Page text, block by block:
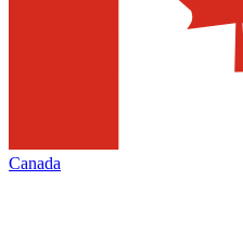
Canada